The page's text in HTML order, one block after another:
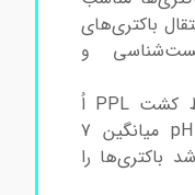
باکتری‌های
و
محیط کشت PPL اُ
براث معمولاً دارای محدوده pH میانگین 7
را